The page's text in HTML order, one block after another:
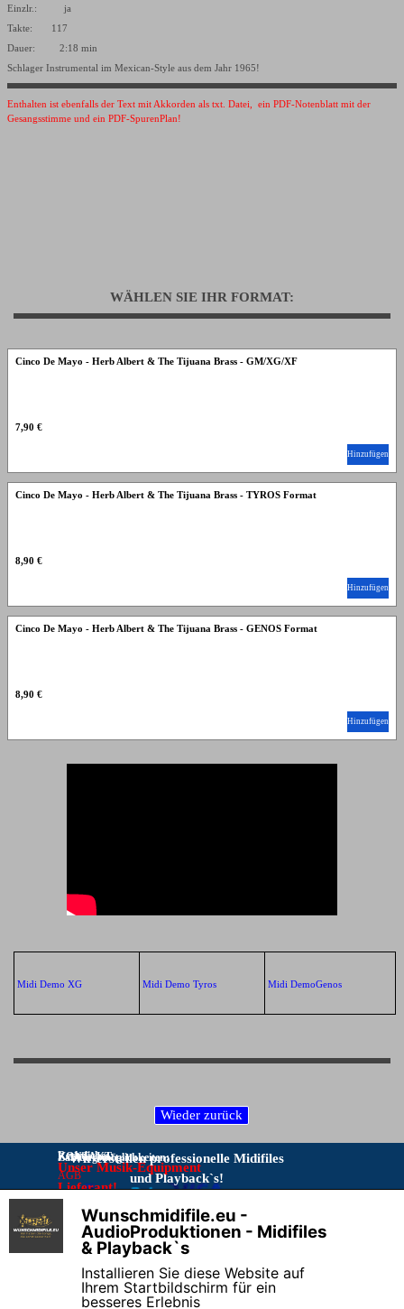
Einzlr.: ja
Takte: 117
Dauer: 2:18 min
Schlager Instrumental im Mexican-Style aus dem Jahr 1965!
Enthalten ist ebenfalls der Text mit Akkorden als txt. Datei, ein PDF-Notenblatt mit der
Gesangsstimme und ein PDF-SpurenPlan!
WÄHLEN SIE IHR FORMAT:
Cinco De Mayo - Herb Albert & The Tijuana Brass - GM/XG/XF
7,90 €
Hinzufügen
Cinco De Mayo - Herb Albert & The Tijuana Brass - TYROS Format
8,90 €
Hinzufügen
Cinco De Mayo - Herb Albert & The Tijuana Brass - GENOS Format
8,90 €
Hinzufügen
Midi Demo XG Midi Demo Tyros Midi DemoGenos
Rechtliches:
AGB
DATENSCHUTZ
Online–
Streitschlichtungsplattform
Widerrufsrecht & Muster-
Widerrufsformular
KONTAKT:
Bitte Kontakt nur per E-Mail:
info@wunschmidifile.eu
Telefon stört beim Programmieren!
Zahlungsmöglichkeiten:
Wir erstellen professionelle Midifiles
und Playback`s!
Unser Musik-Equipment
Lieferant!
Vorkasse per Überweisung
Wunschmidifile.eu -
AudioProduktionen - Midifiles
& Playback`s
Installieren Sie diese Website auf
Ihrem Startbildschirm für ein
besseres Erlebnis
X